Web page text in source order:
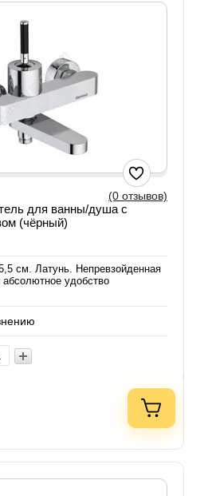
(0 отзывов)
для ванны/душа с
(чёрный)
см. Латунь. Непревзойденная
удобство